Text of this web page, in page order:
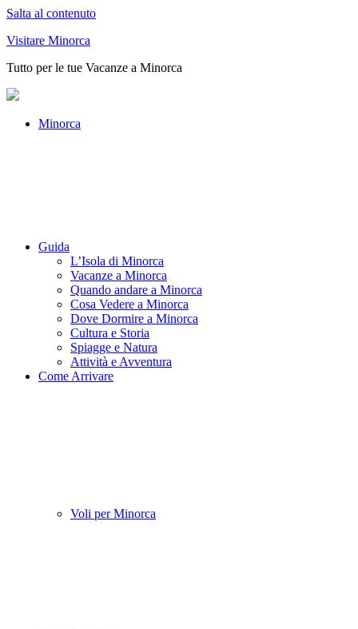
Salta al contenuto
Visitare Minorca
Tutto per le tue Vacanze a Minorca
Minorca
Guida
L’Isola di Minorca
Vacanze a Minorca
Quando andare a Minorca
Cosa Vedere a Minorca
Dove Dormire a Minorca
Cultura e Storia
Spiagge e Natura
Attività e Avventura
Come Arrivare
Voli per Minorca